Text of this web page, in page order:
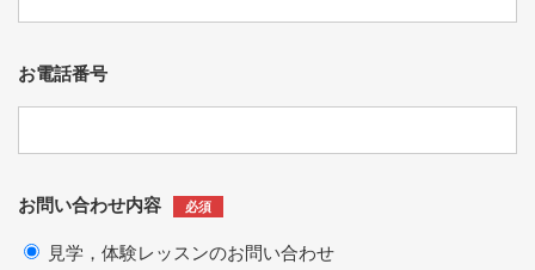
お電話番号
お問い合わせ内容 必須
見学，体験レッスンのお問い合わせ